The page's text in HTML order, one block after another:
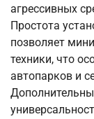
агрессивных
Простота
позволяет
техники, что
автопарков и